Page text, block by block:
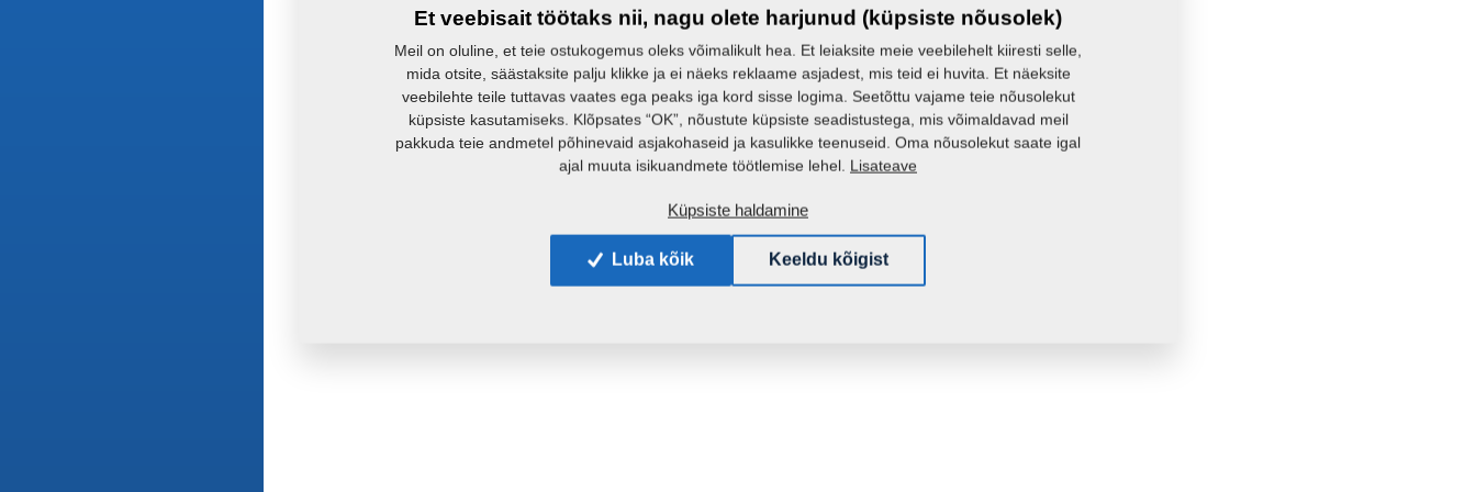
Et veebisait töötaks nii, nagu olete harjunud (küpsiste nõusolek)
Meil on oluline, et teie ostukogemus oleks võimalikult hea. Et leiaksite meie veebilehelt kiiresti selle,
mida otsite, säästaksite palju klikke ja ei näeks reklaame asjadest, mis teid ei huvita. Et näeksite
veebilehte teile tuttavas vaates ega peaks iga kord sisse logima. Seetõttu vajame teie nõusolekut
küpsiste kasutamiseks. Klõpsates “OK”, nõustute küpsiste seadistustega, mis võimaldavad meil
pakkuda teie andmetel põhinevaid asjakohaseid ja kasulikke teenuseid. Oma nõusolekut saate igal
ajal muuta isikuandmete töötlemise lehel. Lisateave
Küpsiste haldamine
Luba kõik Keeldu kõigist